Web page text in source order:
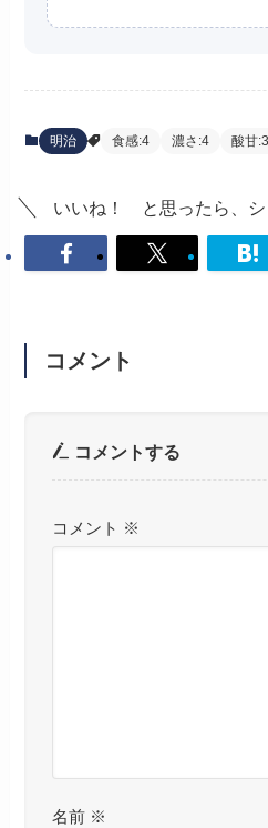
明治 食感:4 濃さ:4 酸甘:3
いいね！ と思ったら、シ
コメント
コメントする
コメント ※
名前 ※